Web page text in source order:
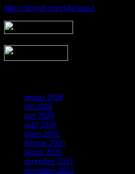
https://tinyurl.com/y8z5uza2
august 2026
juli 2026
maj 2026
april 2026
marts 2026
februar 2026
januar 2026
december 2025
november 2025